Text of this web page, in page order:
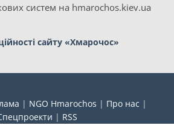
систем на hmarochos.kiev.ua
сайту «Хмарочос»
| NGO Hmarochos | Про нас |
| RSS